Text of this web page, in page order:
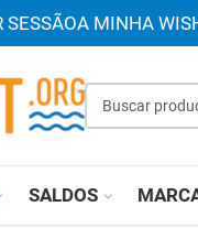
SESSÃOA MINHA
Buscar
SALDOS